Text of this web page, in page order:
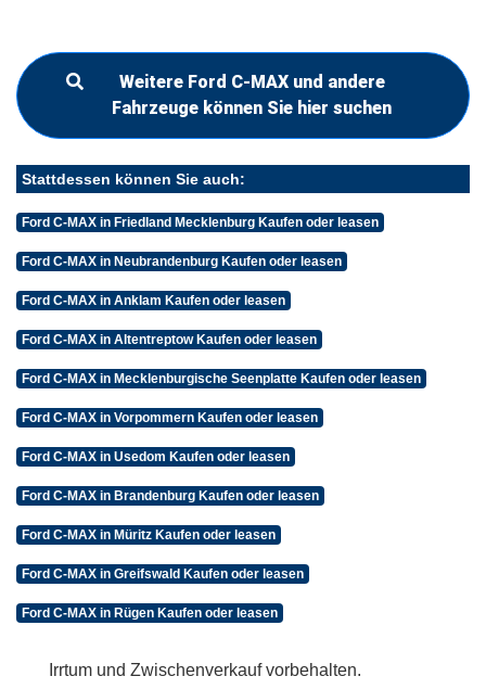
Weitere Ford C-MAX und andere
Fahrzeuge können Sie hier suchen
Stattdessen können Sie auch:
Ford C-MAX in Friedland Mecklenburg Kaufen oder leasen
Ford C-MAX in Neubrandenburg Kaufen oder leasen
Ford C-MAX in Anklam Kaufen oder leasen
Ford C-MAX in Altentreptow Kaufen oder leasen
Ford C-MAX in Mecklenburgische Seenplatte Kaufen oder leasen
Ford C-MAX in Vorpommern Kaufen oder leasen
Ford C-MAX in Usedom Kaufen oder leasen
Ford C-MAX in Brandenburg Kaufen oder leasen
Ford C-MAX in Müritz Kaufen oder leasen
Ford C-MAX in Greifswald Kaufen oder leasen
Ford C-MAX in Rügen Kaufen oder leasen
Irrtum und Zwischenverkauf vorbehalten.